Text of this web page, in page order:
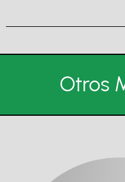
Otros